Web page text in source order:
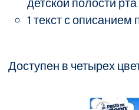
1 текст с описанием
Доступен в четырех